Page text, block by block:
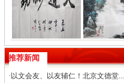
推荐新闻
· 以文会友、以友辅仁！北京文德堂...